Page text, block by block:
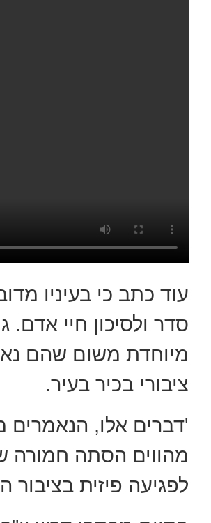
עוד כתב כי בעיניו
סדר ולסיכון חיי
מיוחדת משום שהם
ציבורי בכיר בעיר.
'דברים אלו, הנאמרים
מהווים הסתה חמורה
לפגיעה פיזית